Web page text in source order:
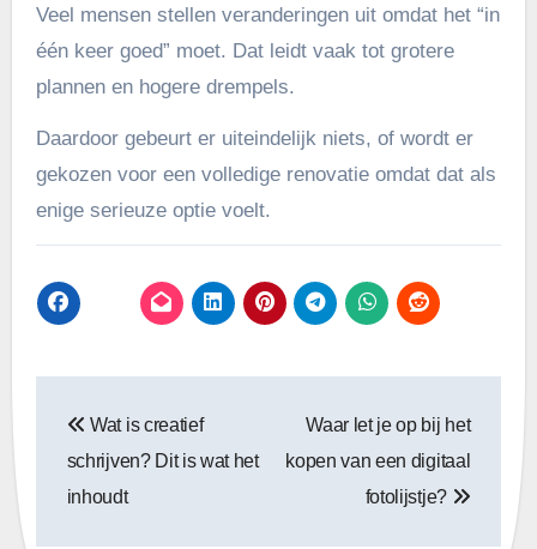
Veel mensen stellen veranderingen uit omdat het “in
één keer goed” moet. Dat leidt vaak tot grotere
plannen en hogere drempels.
Daardoor gebeurt er uiteindelijk niets, of wordt er
gekozen voor een volledige renovatie omdat dat als
enige serieuze optie voelt.
navigatie
Wat is creatief
schrijven? Dit is wat het
inhoudt
Waar let je op bij het
kopen van een digitaal
fotolijstje?